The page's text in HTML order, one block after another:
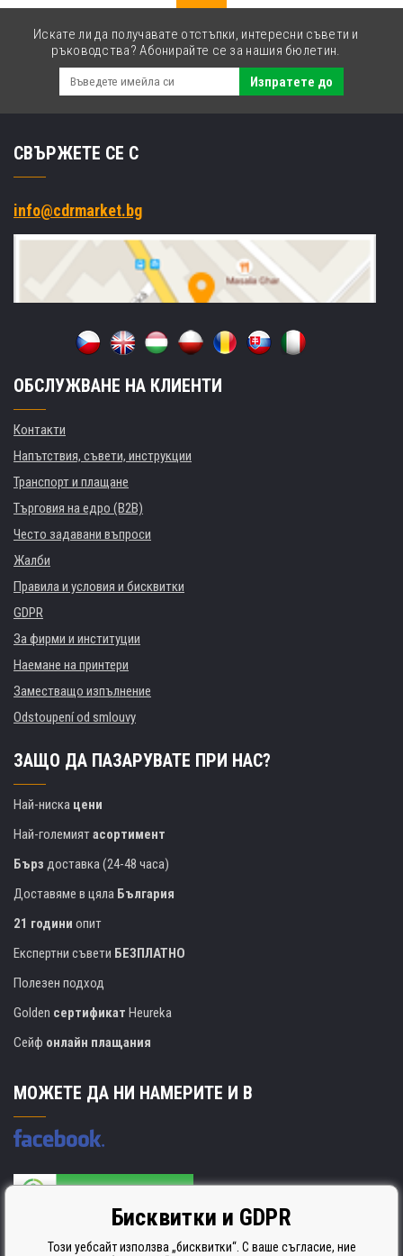
2D,
USB-
C,
BT,
5G,
NFC,
GPS,
swap,
Искате ли да получавате отстъпки, интересни съвети и
ръководства? Абонирайте се за нашия бюлетин.
Изпратете до
СВЪРЖЕТЕ СЕ С
info@cdrmarket.bg
ОБСЛУЖВАНЕ НА КЛИЕНТИ
Контакти
Напътствия, съвети, инструкции
Транспорт и плащане
Търговия на едро (B2B)
Често задавани въпроси
Жалби
Правила и условия и бисквитки
GDPR
За фирми и институции
Наемане на принтери
Заместващо изпълнение
Odstoupení od smlouvy
ЗАЩО ДА ПАЗАРУВАТЕ ПРИ НАС?
Най-ниска цени
Най-големиятасортимент
Бърз доставка (24-48 часа)
Доставяме в цяла България
21 години опит
Експертни съвети БЕЗПЛАТНО
Полезен подход
Golden сертификат Heureka
Сейф онлайн плащания
МОЖЕТЕ ДА НИ НАМЕРИТЕ И В
Производителят на касети е сертифициран
ISO 9001. ISO 14001 и STMC.
Бисквитки и GDPR
Този уебсайт използва „бисквитки“. С ваше съгласие, ние